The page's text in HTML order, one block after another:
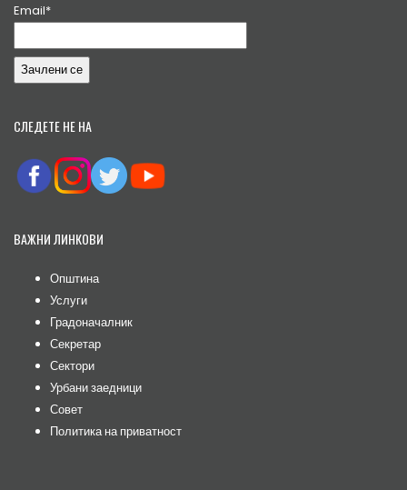
Email*
СЛЕДЕТЕ НЕ НА
ВАЖНИ ЛИНКОВИ
Општина
Услуги
Градоначалник
Секретар
Сектори
Урбани заедници
Совет
Политика на приватност